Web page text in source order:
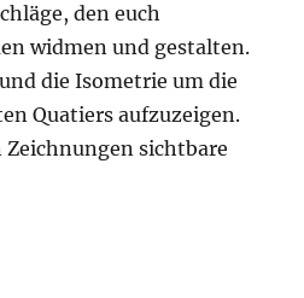
den euch
widmen und gestalten.
die Isometrie um die
Quatiers aufzuzeigen.
Zeichnungen sichtbare